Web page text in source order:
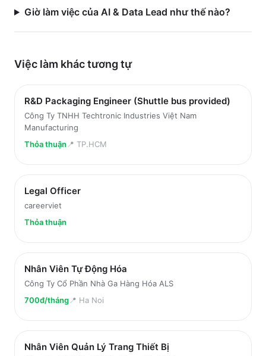
Giờ làm việc của AI & Data Lead như thế nào?
Việc làm kháctương tự
R&D Packaging Engineer (Shuttle bus provided)
Công Ty TNHH Techtronic Industries Việt Nam
Manufacturing
Thỏa thuận 📍 TP.HCM
Legal Officer
careerviet
Thỏa thuận
Nhân Viên Tự Động Hóa
Công Ty Cổ Phần Nhà Ga Hàng Hóa ALS
700đ/tháng📍 Ha Noi
Nhân Viên Quản Lý Trang Thiết Bị